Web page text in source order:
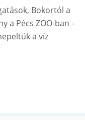
Bokortól a
a Pécs ZOO-ban -
a víz